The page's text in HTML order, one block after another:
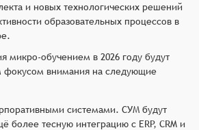
и новых технологических решений
образовательных процессов в
микро-обучением в 2026 году будут
фокусом внимания на следующие
системами. СУМ будут
более тесную интеграцию с ERP, CRM и